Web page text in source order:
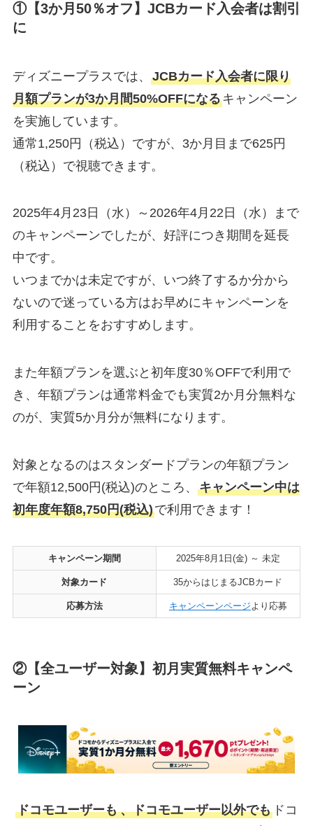
①【3か月50％オフ】JCBカード入会者は割引
に
ディズニープラスでは、 JCBカード入会者に限り
月額プランが3か月間50%OFFになるキャンペーン
を実施しています。
通常1,250円（税込）ですが、3か月目まで625円
（税込）で視聴できます。
2025年4月23日（水）～2026年4月22日（水）まで
のキャンペーンでしたが、好評につき期間を延長
中です。
いつまでかは未定ですが、いつ終了するか分から
ないので迷っている方はお早めにキャンペーンを
利用することをおすすめします。
また年額プランを選ぶと初年度30％OFFで利用で
き、年額プランは通常料金でも実質2か月分無料な
のが、実質5か月分が無料になります。
対象となるのはスタンダードプランの年額プラン
で年額12,500円(税込)のところ、 キャンペーン中は
初年度年額8,750円(税込)で利用できます！
キャンペーン期間 2025年8月1日(金) ～ 未定
対象カード 35からはじまるJCBカード
応募方法 キャンペーンページ より応募
②【全ユーザー対象】初月実質無料キャンペ
ーン
ドコモユーザーも 、ドコモユーザー以外でも ドコ